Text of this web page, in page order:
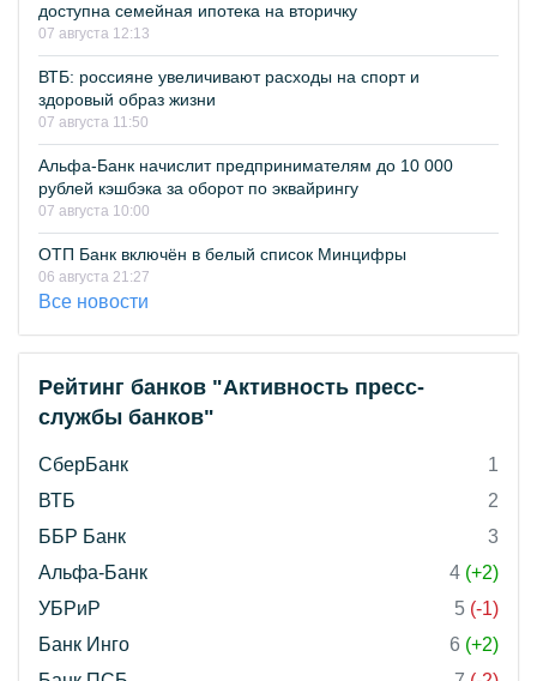
доступна семейная ипотека на вторичку
07 августа 12:13
ВТБ: россияне увеличивают расходы на спорт и
здоровый образ жизни
07 августа 11:50
Альфа-Банк начислит предпринимателям до 10 000
рублей кэшбэка за оборот по эквайрингу
07 августа 10:00
ОТП Банк включён в белый список Минцифры
06 августа 21:27
Все новости
Рейтинг банков "Активность пресс-
службы банков"
СберБанк
1
ВТБ
2
ББР Банк
3
Альфа-Банк
4 (+2)
УБРиР
5 (-1)
Банк Инго
6 (+2)